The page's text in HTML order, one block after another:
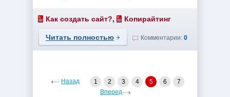
Как создать сайт?, Копирайтинг
Читать полностью Комментарии: 0
Назад 1 2 3 4 5 6
7
Вперед